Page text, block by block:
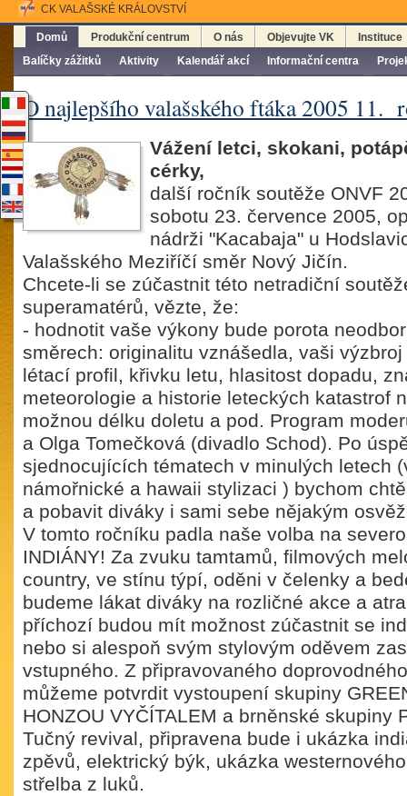
CK VALAŠSKÉ KRÁLOVSTVÍ
Domů
Balíčky zážitků
Aktivity Kalendář akcí Informační centra
Produkční centrum O nás Objevujte VK Instituce
O najlepšího valašského ftáka 2005 11.
Vážení letci, skokani,
cérky,
další ročník soutěže ONVF
sobotu 23. července 2005,
nádrži "Kacabaja" u
Valašského Meziříčí směr Nový Jičín.
Chcete-li se zúčastnit této netradiční
superamatérů, vězte, že:
- hodnotit vaše výkony bude porota
směrech: originalitu vznášedla, vaši
létací profil, křivku letu, hlasitost dopadu,
meteorologie a historie leteckých katastrof
možnou délku doletu a pod. Program
a Olga Tomečková (divadlo Schod). Po
sjednocujících tématech v minulých letech
námořnické a hawaii stylizaci ) bychom
a pobavit diváky i sami sebe nějakým
V tomto ročníku padla naše volba na
INDIÁNY! Za zvuku tamtamů, filmových
country, ve stínu týpí, oděni v čelenky a
budeme lákat diváky na rozličné akce a
příchozí budou mít možnost zúčastnit se
nebo si alespoň svým stylovým oděvem
vstupného. Z připravovaného
můžeme potvrdit vystoupení skupiny
HONZOU VYČÍTALEM a brněnské skupiny
Tučný revival, připravena bude i ukázka
zpěvů, elektrický býk, ukázka
střelba z luků.